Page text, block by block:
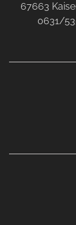
67663
0631/